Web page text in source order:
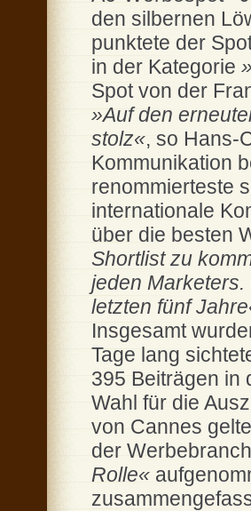
den silbernen
punktete der
in der Kategorie
Spot von der
»Auf den
stolz«, so Hans-
Kommunikation
renommierteste
internationale
über die besten
Shortlist zu
jeden
letzten fünf
Insgesamt
Tage lang
395 Beiträgen in
Wahl für die
von Cannes
der
Rolle«